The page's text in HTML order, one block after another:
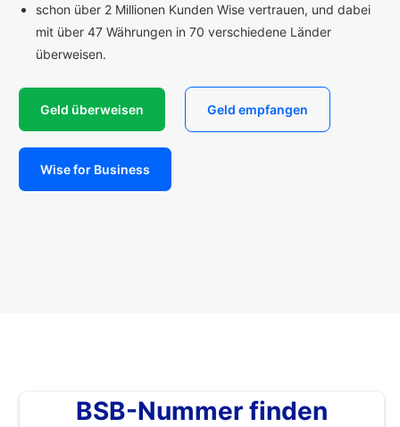
schon über 2 Millionen Kunden Wise vertrauen, und dabei
mit über 47 Währungen in 70 verschiedene Länder
überweisen.
Geld überweisen Geld empfangen
Wise for Business
BSB-Nummer finden